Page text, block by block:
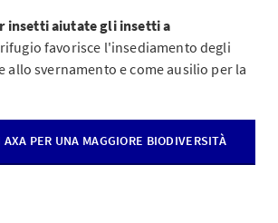
insetti aiutate gli insetti a
favorisce l'insediamento degli
allo svernamento e come ausilio per la
PER UNA MAGGIORE BIODIVERSITÀ